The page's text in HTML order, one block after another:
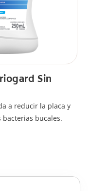
Sin
a reducir la placa y
bacterias bucales.